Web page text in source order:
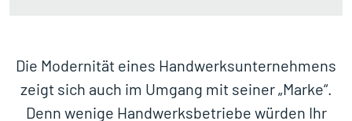
Die Modernität eines Handwerksunternehmens
zeigt sich auch im Umgang mit seiner „Marke“.
Denn wenige Handwerksbetriebe würden Ihr